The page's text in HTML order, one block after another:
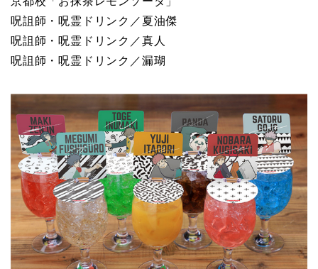
呪詛師・呪霊ドリンク／夏油傑
呪詛師・呪霊ドリンク／真人
呪詛師・呪霊ドリンク／漏瑚